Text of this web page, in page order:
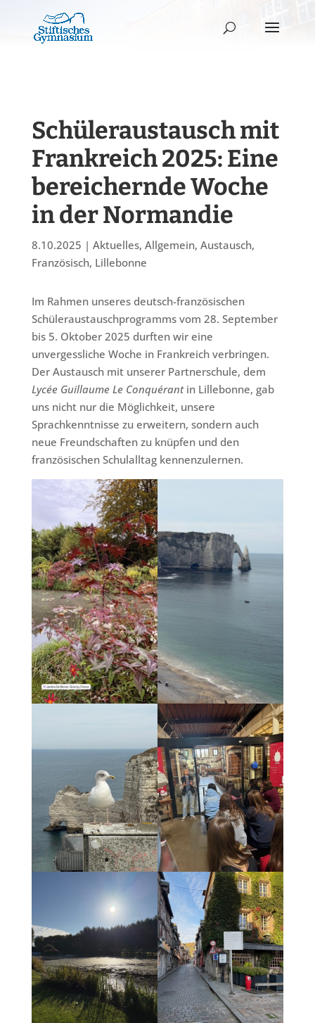
Schüleraustausch mit
Frankreich 2025: Eine
bereichernde Woche
in der Normandie
8.10.2025 | Aktuelles, Allgemein, Austausch,
Französisch, Lillebonne
Im Rahmen unseres deutsch-französischen
Schüleraustauschprogramms vom 28. September
bis 5. Oktober 2025 durften wir eine
unvergessliche Woche in Frankreich verbringen.
Der Austausch mit unserer Partnerschule, dem
Lycée Guillaume Le Conquérantin Lillebonne, gab
uns nicht nur die Möglichkeit, unsere
Sprachkenntnisse zu erweitern, sondern auch
neue Freundschaften zu knüpfen und den
französischen Schulalltag kennenzulernen.